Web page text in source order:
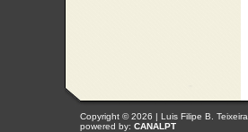
Copyright © 2026 | Luis Filipe B. Teixeira
powered by: CANALPT